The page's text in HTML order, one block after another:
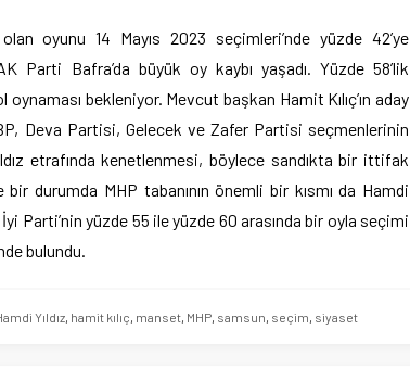
oyunu 14 Mayıs 2023 seçimleri’nde yüzde 42’ye
Parti Bafra’da büyük oy kaybı yaşadı. Yüzde 58’lik
bekleniyor. Mevcut başkan Hamit Kılıç’ın aday
Deva Partisi, Gelecek ve Zafer Partisi seçmenlerinin
etrafında kenetlenmesi, böylece sandıkta bir ittifak
bir durumda MHP tabanının önemli bir kısmı da Hamdi
Parti’nin yüzde 55 ile yüzde 60 arasında bir oyla seçimi
bulundu.
Yıldız hamit kılıç manset MHP samsun seçim siyaset